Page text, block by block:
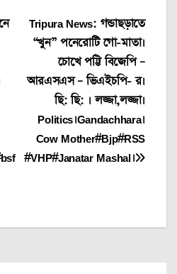
Tripura News: গন্ডাছড়াতে
“খুন” পনেরোটি গো-মাতা।
চোখে পট্টি বিজেপি –
আরএসএস – ভিএইচপি- র।
ছি: ছি: । লজ্জা,লজ্জা।
Politics।Gandachhara।
Cow Mother#Bjp#RSS
#VHP#Janatar Mashal।